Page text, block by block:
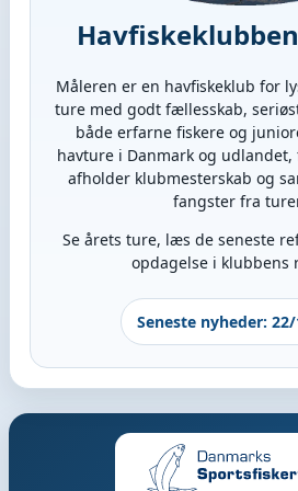
Måleren er en havfiskeklub for
ture med godt fællesskab,
både erfarne fiskere og
havture i Danmark og
afholder klubmesterskab og
fangster fra
Se årets ture, læs de seneste
opdagelse i klubbens
Seneste nyheder: